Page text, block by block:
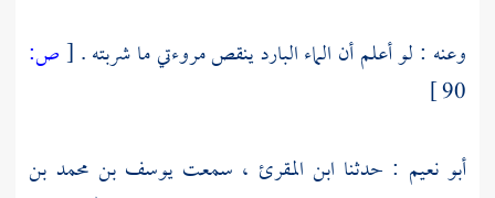
وعنه : لو أعلم أن الماء البارد ينقص مروءتي ما شربته . [ص:
90 ]
أبو نعيم : حدثنا ابن المقرئ ، سمعتيوسف بن محمد بن